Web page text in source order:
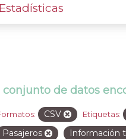
Estadísticas
conjunto de datos
CSV Etiquetas:
Pasajeros
Información